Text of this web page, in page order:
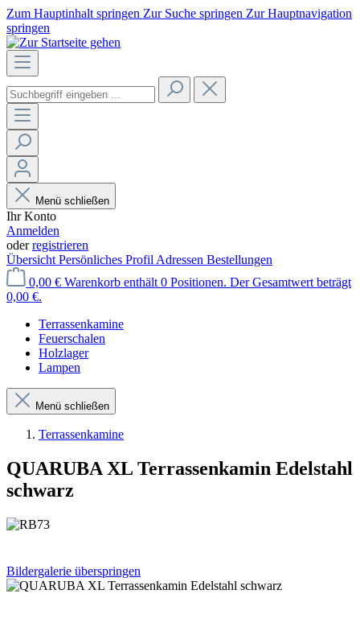
Zum Hauptinhalt springen Zur Suche springen Zur Hauptnavigation
springen
Menü schließen
Ihr Konto
Anmelden
oderregistrieren
Übersicht Persönliches Profil Adressen Bestellungen
0,00 € Warenkorb enthält 0 Positionen. Der Gesamtwert beträgt
0,00 €.
Terrassenkamine
Feuerschalen
Holzlager
Lampen
Menü schließen
Terrassenkamine
QUARUBA XL Terrassenkamin Edelstahl
schwarz
Bildergalerie überspringen